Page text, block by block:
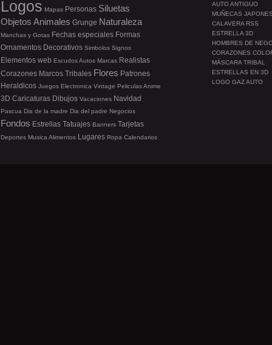
AUTO ANTIGUO
MUÑECAS
CALAVERA RSS
ESTRELLA 3D
HOMBRES DE
CORAZONES
MÁSCARA TRIBAL
ESTRELLAS EN 3D
LOGO GAZ AUTO
Logos Mapas Personas Siluetas
Objetos Animales Grunge Naturaleza
Manchas y Gotas Fechas especiales Formas
Ornamentos Decorativos Simbolos Signos
Elementos web EscudosAutos Marcas Realistas
Corazones Marcos Tribales Flores Patrones
Heraldicos Juegos Electronica Vintage PeliculasAnime
3D Caricaturas Dibujos Vacaciones Navidad
Pascua Dia de la madre Dia del padre Negocios
Fondos Estrellas Tatuajes Banners Tarjetas
Deportes Musica Alimentos Lugares Ropa Calendarios